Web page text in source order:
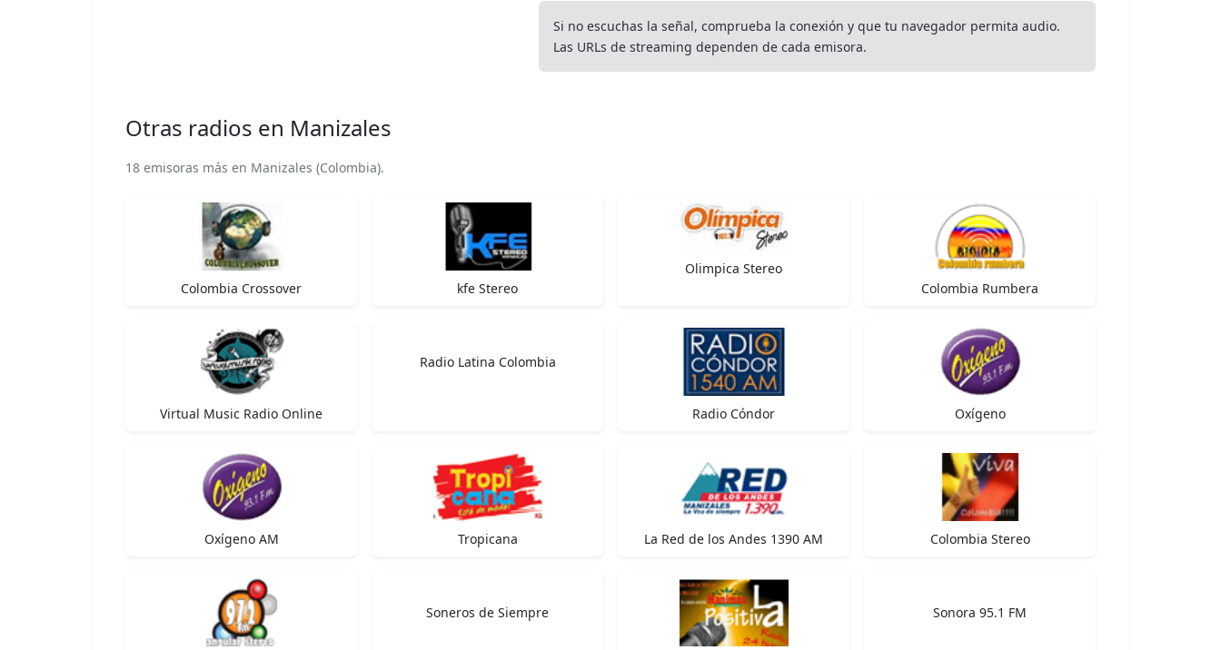
Si no escuchas la señal, comprueba la conexión y que tu navegador permita audio.
Las URLs de streaming dependen de cada emisora.
Otras radios en Manizales
18 emisoras más en Manizales (Colombia).
Colombia Crossover kfe Stereo
Olimpica Stereo
Colombia Rumbera
Virtual Music Radio Online
Radio Latina Colombia
Radio Cóndor Oxígeno
Oxígeno AM Tropicana La Red de los Andes 1390 AM Colombia Stereo
Soneros de Siempre Sonora 95.1 FM